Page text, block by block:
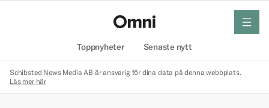
Toppnyheter Senaste nytt
meny
Schibsted News Media AB är ansvarig för dina data på denna webbplats.
Läs mer här